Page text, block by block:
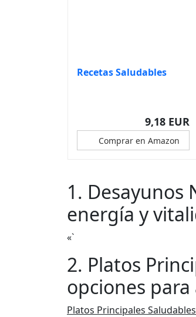
Recetas Saludables
9,18 EUR
Comprar en Amazon
1. Desayunos
energía y
«`
2. Platos
opciones
Platos Principales